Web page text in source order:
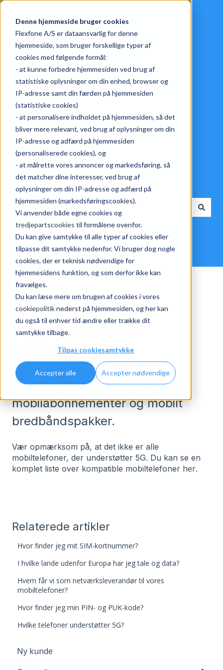
Denne hjemmeside bruger cookies
Flexfone A/S er dataansvarlig for denne
hjemmeside, som bruger forskellige typer af
cookies med følgende formål:
- at kunne forbedre hjemmesiden ved brug af
statistiske oplysninger om din enhed, browser og
IP-adresse samt din færden på hjemmesiden
(statistiske cookies)
- at personalisere indholdet på hjemmesiden, så det
bliver mere relevant, ved brug af oplysninger om din
IP-adresse og adfærd på hjemmesiden
(personaliserede cookies), og
- at målrette vores annoncer og markedsføring, så
det matcher dine interesser, ved brug af
oplysninger om din IP-adresse og adfærd på
hjemmesiden (markedsføringscookies).
Vi anvender både egne cookies og
tredjepartscookies til formålene ovenfor.
Du kan give samtykke til alle typer af cookies eller
tilpasse dit samtykke nedenfor. Vi bruger dog nogle
cookies, der er teknisk nødvendige for
hjemmesidens funktion, og som derfor ikke kan
fravælges.
Du kan læse mere om brugen af cookies i vores
cookiepolitiknederst på hjemmesiden, og her kan
du også til enhver tid ændre eller trække dit
samtykke tilbage.
Tilpas cookiesamtykke
Accepter alle Accepter nødvendige
Har du spørgsmål til
Flexfones produkter? Find
svarene her.
Der er ingen forslag, da søgefeltet er tomt.
Ofte stillede spørgsmål Mobiltelefon
Netværk
Kan jeg få 5G hos
Flexfone?
Ja, 5G er inkluderet i alle vores
mobilabonnementer og mobilt
bredbåndspakker.
Vær opmærksom på, at det ikke er alle
mobiltelefoner, der understøtter 5G. Du kan se en
komplet liste over kompatible mobiltelefoner her.
Relaterede artikler
Hvor finder jeg mit SIM-kortnummer?
I hvilke lande udenfor Europa har jeg tale og data?
Hvem får vi som netværksleverandør til vores
mobiltelefoner?
Hvor finder jeg min PIN- og PUK-kode?
Hvilke telefoner understøtter 5G?
Ny kunde